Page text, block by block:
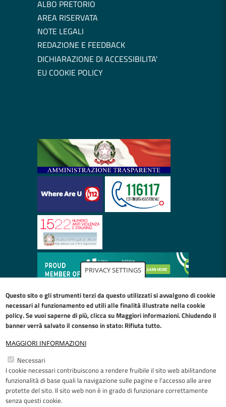
PRIVACY SETTINGS
Questo sito o gli strumenti terzi da questo utilizzati si avvalgono di cookie
necessari al funzionamento ed utili alle finalità illustrate nellacookie
policy. Se vuoi saperne di più, clicca su Maggiori informazioni. Chiudendo il
banner verrà salvato il consenso in stato: Rifiuta tutto.
MAGGIORI INFORMAZIONI
Necessari
I cookie necessari contribuiscono a rendere fruibile il sito web abilitandone
funzionalità di base quali la navigazione sulle pagine e l'accesso alle aree
protette del sito. Il sito web non è in grado di funzionare correttamente
senza questi cookie.
ALBO PRETORIO
AREA RISERVATA
NOTE LEGALI
REDAZIONE E FEEDBACK
DICHIARAZIONE DI ACCESSIBILITA'
EU COOKIE POLICY
Restiamo in contatto
FacebookYouTubeLinkedInInstagram